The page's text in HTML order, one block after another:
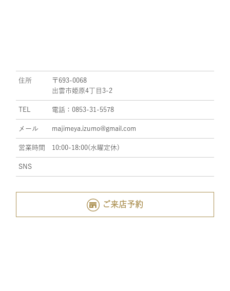
住所
〒693-0068
出雲市姫原4丁目3-2
TEL 電話：0853-31-5578
メール majimeya.izumo@gmail.com
営業時間 10:00-18:00(水曜定休)
SNS
ご来店予約